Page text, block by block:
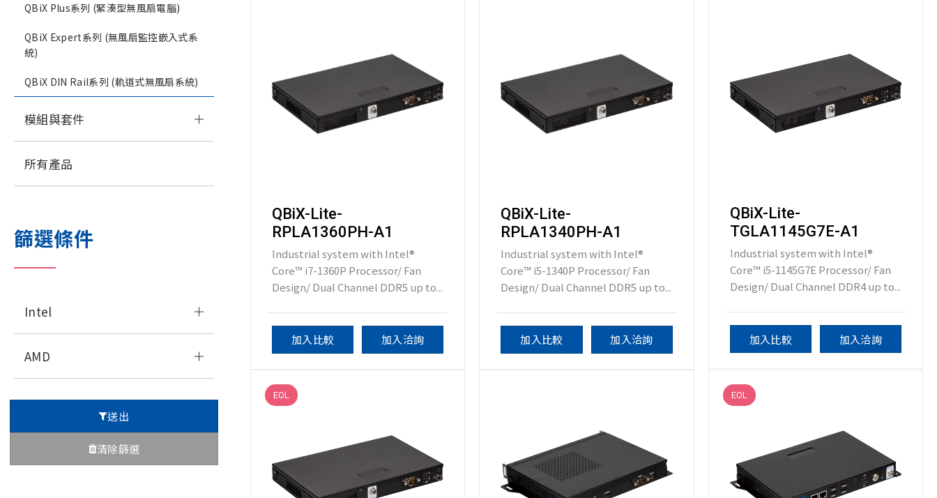
QBiX Plus系列 (緊湊型無風扇電腦)
QBiX Expert系列 (無風扇監控嵌入式系
統)
QBiX DIN Rail系列 (軌道式無風扇系統)
模組與套件
所有產品
篩選條件
Intel
AMD
送出
清除篩選
QBiX-Lite-
RPLA1360PH-A1
Industrial system with Intel®
Core™ i7-1360P Processor/ Fan
Design/ Dual Channel DDR5 up to...
加入比較 加入洽詢
QBiX-Lite-
RPLA1340PH-A1
Industrial system with Intel®
Core™ i5-1340P Processor/ Fan
Design/ Dual Channel DDR5 up to...
加入比較 加入洽詢
QBiX-Lite-
TGLA1145G7E-A1
Industrial system with Intel®
Core™ i5-1145G7E Processor/ Fan
Design/ Dual Channel DDR4 up to...
加入比較 加入洽詢
EOL EOL